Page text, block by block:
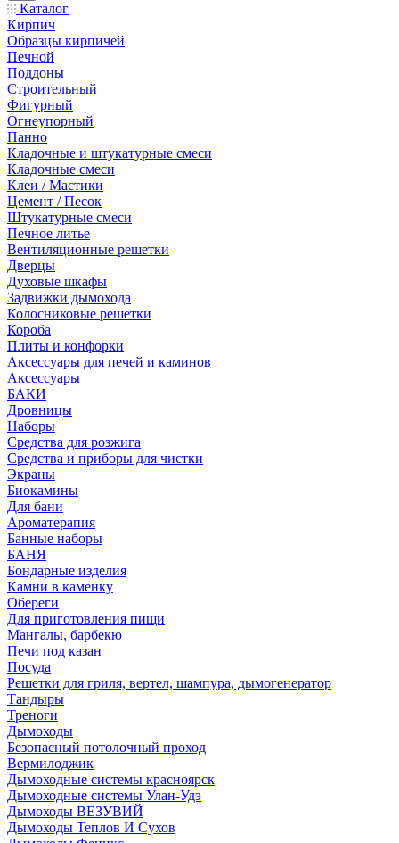
Каталог
Кирпич
Образцы кирпичей
Печной
Поддоны
Строительный
Фигурный
Огнеупорный
Панно
Кладочные и штукатурные смеси
Кладочные смеси
Клеи / Мастики
Цемент / Песок
Штукатурные смеси
Печное литье
Вентиляционные решетки
Дверцы
Духовые шкафы
Задвижки дымохода
Колосниковые решетки
Короба
Плиты и конфорки
Аксессуары для печей и каминов
Аксессуары
БАКИ
Дровницы
Наборы
Средства для розжига
Средства и приборы для чистки
Экраны
Биокамины
Для бани
Ароматерапия
Банные наборы
БАНЯ
Бондарные изделия
Камни в каменку
Обереги
Для приготовления пищи
Мангалы, барбекю
Печи под казан
Посуда
Решетки для гриля, вертел, шампура, дымогенератор
Тандыры
Треноги
Дымоходы
Безопасный потолочный проход
Вермилоджик
Дымоходные системы красноярск
Дымоходные системы Улан-Удэ
Дымоходы ВЕЗУВИЙ
Дымоходы Теплов И Сухов